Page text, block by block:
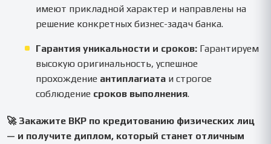
имеют прикладной характер и направлены на
решение конкретных бизнес-задач банка.
Гарантия уникальности и сроков: Гарантируем
высокую оригинальность, успешное
прохождение антиплагиата и строгое
соблюдение сроков выполнения.
🚀 Закажите ВКР по кредитованию физических лиц
— и получите диплом, который станет отличным